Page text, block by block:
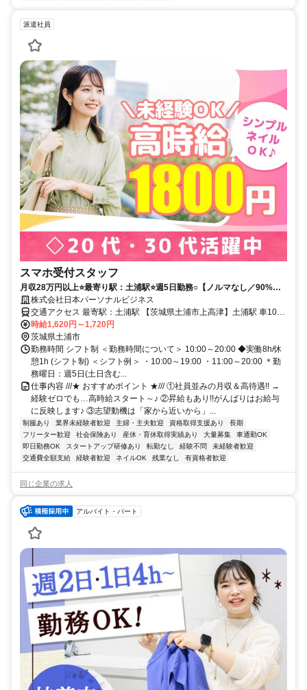
派遣社員
スマホ受付スタッフ
月収28万円以上⭐️最寄り駅：土浦駅⭐️週5日勤務○【ノルマなし／90%が
未経験スタート】フォロー抜群×しっかり稼げる★
株式会社日本パーソナルビジネス
交通アクセス 最寄駅：土浦駅 【茨城県土浦市上高津】土浦駅 車10分
（茨城県土浦市） 車通勤相談OK
時給1,620円～1,720円
茨城県土浦市
勤務時間 シフト制 ＜勤務時間について＞ 10:00～20:00 ◆実働8h/休
憩1h (シフト制) ＜シフト例＞ ・10:00～19:00 ・11:00～20:00 ＊勤
務曜日：週5日(土日含む...
仕事内容 ///★ おすすめポイント ★/// ①社員並みの月収＆高待遇!! →
経験ゼロでも…高時給スタート～♪ ②昇給もあり!!がんばりはお給与
に反映します♪ ③志望動機は「家から近いから」...
制服あり 業界未経験者歓迎 主婦・主夫歓迎 資格取得支援あり
長期
フリーター歓迎
社会保険あり 産休・育休取得実績あり 大量募集
車通勤OK
即日勤務OK
スタートアップ研修あり 転勤なし 経験不問
未経験者歓迎
交通費全額支給
経験者歓迎 ネイルOK 残業なし 有資格者歓迎
同じ企業の求人
アルバイト・パート